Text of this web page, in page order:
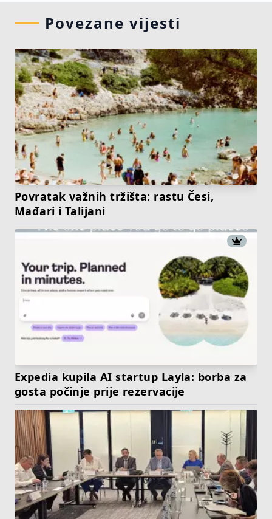
Povezane vijesti
Povratak važnih tržišta: rastu Česi,
Mađari i Talijani
Expedia kupila AI startup Layla: borba za
gosta počinje prije rezervacije